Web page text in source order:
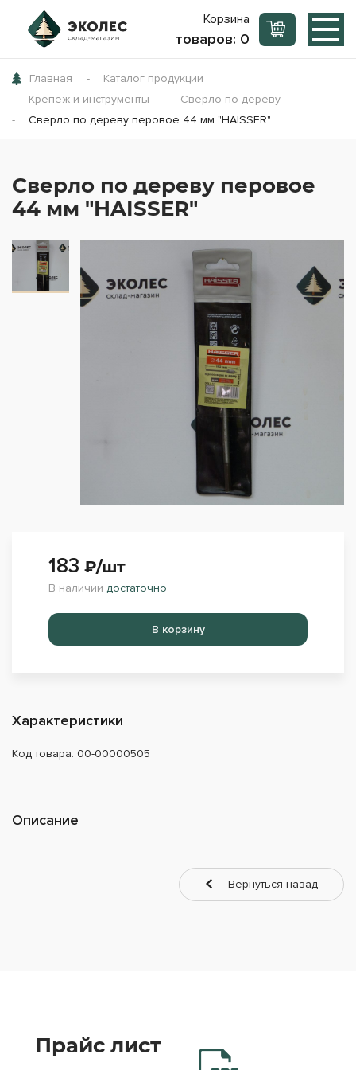
Корзина
товаров: 0
Главная
Каталог продукции
Крепеж и инструменты
Сверло по дереву
Сверло по дереву перовое 44 мм "HAISSER"
Сверло по дереву перовое
44 мм "HAISSER"
Характеристики
Код товара: 00-00000505
Описание
183 ₽/шт
В наличии достаточно
Перейти в корзину
Вернуться назад
Прайс лист